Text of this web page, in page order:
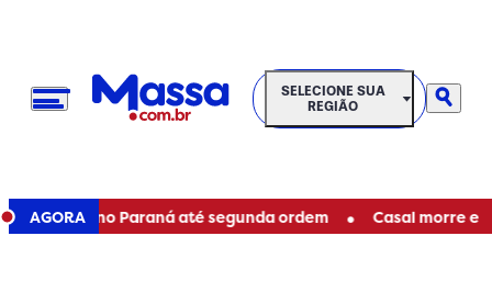
SELECIONE SUA REGIÃO
SELECIONE SUA
REGIÃO
AGORA
no Paraná até segunda ordem • Casal morre em